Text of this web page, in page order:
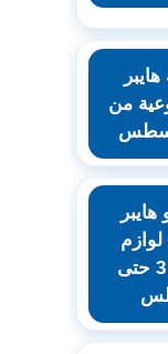
من
الدراسة من 3 حتى